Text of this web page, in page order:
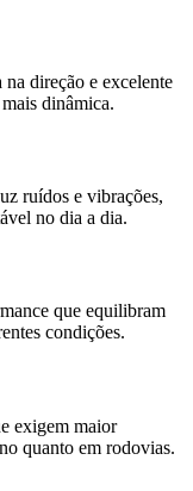
na direção e excelente
dinâmica.
ruídos e vibrações,
no dia a dia.
que equilibram
condições.
exigem maior
quanto em rodovias.